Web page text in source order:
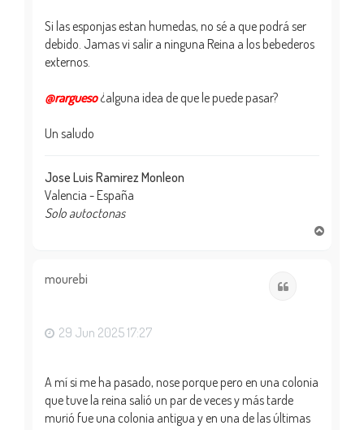
Si las esponjas estan humedas, no sé a que podrá ser
debido. Jamas vi salir a ninguna Reina a los bebederos
externos.
@rargueso¿alguna idea de que le puede pasar?
Un saludo
Jose Luis Ramirez Monleon
Valencia - España
Solo autoctonas
mourebi
29 Jun 2025 17:27
A mí si me ha pasado, nose porque pero en una colonia
que tuve la reina salió un par de veces y más tarde
murió fue una colonia antigua y en una de las últimas